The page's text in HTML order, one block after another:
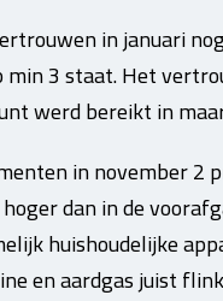
in januari
3 staat. Het
werd bereikt in
in november
dan in de
huishoudelijke
en aardgas juist